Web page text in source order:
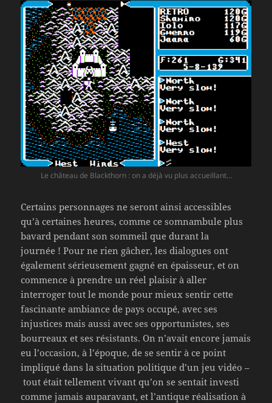
Le château de Blackthorn : on a déjà vu plus accueillant…
Certains personnages ne seront ainsi accessibles
qu’à certaines heures, comme ce somnambule plus
bavard pendant son sommeil que durant la
journée ! Pour ne rien gâcher, les dialogues ont
également sérieusement gagné en épaisseur, et on
commence à prendre un réel plaisir à aller
interroger tout le monde pour mieux sentir cette
fascinante ambiance de pays occupé, avec ses
injustices mais aussi avec ses opportunistes, ses
bourreaux et ses résistants. On n’avait encore jamais
eu l’occasion, à l’époque, de se sentir à ce point
impliqué dans la situation politique d’un jeu vidéo –
tout était tellement vivant qu’on se sentait investi
comme jamais auparavant, et l’antique réalisation à